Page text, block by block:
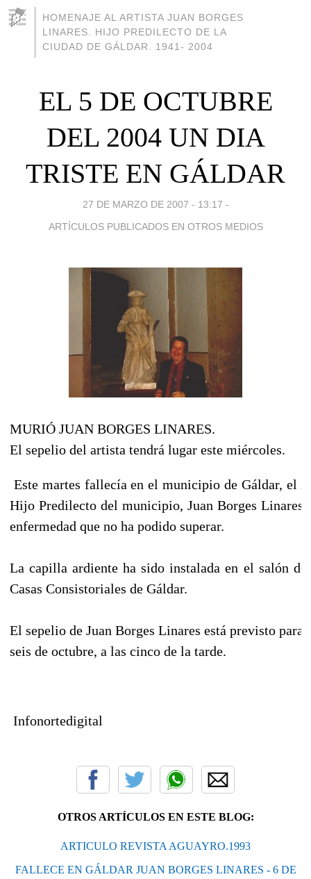
HOMENAJE AL ARTISTA JUAN BORGES
LINARES. HIJO PREDILECTO DE LA
CIUDAD DE GÁLDAR. 1941- 2004
EL 5 DE OCTUBRE
DEL 2004 UN DIA
TRISTE EN GÁLDAR
27 DE MARZO DE 2007 - 13:17 -
ARTÍCULOS PUBLICADOS EN OTROS MEDIOS
MURIÓ JUAN BORGES LINARES.
El sepelio del artista tendrá lugar este miércoles.
Este martes fallecía en el municipio de Gáldar, el
Hijo Predilecto del municipio, Juan Borges Linares,
enfermedad que no ha podido superar.
La capilla ardiente ha sido instalada en el salón de
Casas Consistoriales de Gáldar.
El sepelio de Juan Borges Linares está previsto para
seis de octubre, a las cinco de la tarde.
Infonortedigital
OTROS ARTÍCULOS EN ESTE BLOG:
ARTICULO REVISTA AGUAYRO.1993
FALLECE EN GÁLDAR JUAN BORGES LINARES - 6 DE